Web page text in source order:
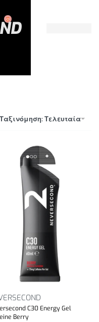
0
Ταξινόμηση: Τελευταία
C30 Energy Gel
Berry